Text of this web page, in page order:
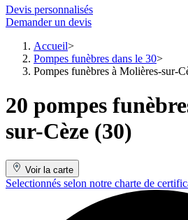
Devis personnalisés
Demander un devis
Accueil
Pompes funèbres dans le 30
Pompes funèbres à Molières-sur-
20 pompes
sur-Cèze (30)
Voir la carte
Selectionnés selon notre charte de